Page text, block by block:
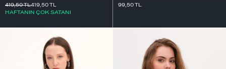
419,50TL
HAFTANIN ÇOK SATANI
419,50TL
99,50TL